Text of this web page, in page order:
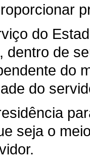
do
dentro de
do
do
seja o